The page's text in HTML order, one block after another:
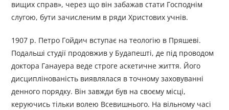
вищих справ», через що він забажав стати Господнім
слугою, бути зачисленим в ряди Христових учнів.
1907 р. Петро Гойдич вступає на теологію в Пряшеві.
Подальші студії продовжив у Будапешті, де під проводом
доктора Ганауера веде строге аскетичне життя. Його
дисциплінованість виявлялася в точному заховуванні
денного порядку. Він завжди був на своєму місці,
керуючись тільки волею Всевишнього. На вільному часі